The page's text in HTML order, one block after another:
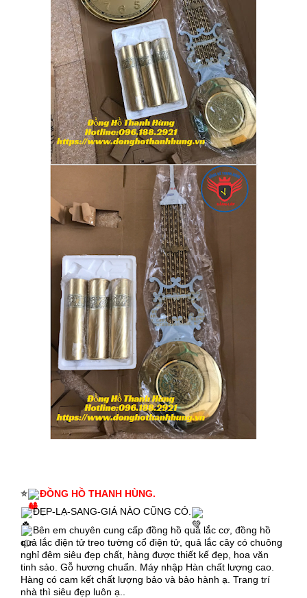
⭐
ĐỒNG HỒ THANH HÙNG.
ĐẸP-LẠ-SANG-GIÁ NÀO CŨNG CÓ.
Bên em chuyên cung cấp đồng hồ quả lắc cơ, đồng hồ
quả lắc điện tử treo tường cổ điện tử, quả lắc cây có chuông
nghỉ đêm siêu đẹp chất, hàng được thiết kế đẹp, hoa văn
tinh sảo. Gỗ hương chuẩn. Máy nhập Hàn chất lượng cao.
Hàng có cam kết chất lượng bảo và bảo hành ạ. Trang trí
nhà thì siêu đẹp luôn ạ..